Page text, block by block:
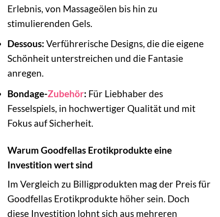
Erlebnis, von Massageölen bis hin zu
stimulierenden Gels.
Dessous: Verführerische Designs, die die eigene
Schönheit unterstreichen und die Fantasie
anregen.
Bondage-Zubehör: Für Liebhaber des
Fesselspiels, in hochwertiger Qualität und mit
Fokus auf Sicherheit.
Warum Goodfellas Erotikprodukte eine
Investition wert sind
Im Vergleich zu Billigprodukten mag der Preis für
Goodfellas Erotikprodukte höher sein. Doch
diese Investition lohnt sich aus mehreren